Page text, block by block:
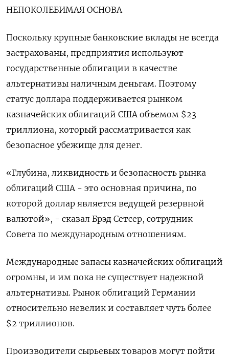
НЕПОКОЛЕБИМАЯ ОСНОВА
Поскольку крупные банковские вклады не всегда
застрахованы, предприятия используют
государственные облигации в качестве
альтернативы наличным деньгам. Поэтому
статус доллара поддерживается рынком
казначейских облигаций США объемом $23
триллиона, который рассматривается как
безопасное убежище для денег.
«Глубина, ликвидность и безопасность рынка
облигаций США - это основная причина, по
которой доллар является ведущей резервной
валютой», - сказал Брэд Сетсер, сотрудник
Совета по международным отношениям.
Международные запасы казначейских облигаций
огромны, и им пока не существует надежной
альтернативы. Рынок облигаций Германии
относительно невелик и составляет чуть более
$2 триллионов.
Производители сырьевых товаров могут пойти